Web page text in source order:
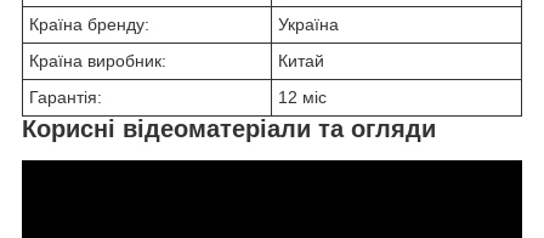
Країна бренду:
Україна
Країна виробник:
Китай
Гарантія:
12 міс
Корисні відеоматеріали та огляди